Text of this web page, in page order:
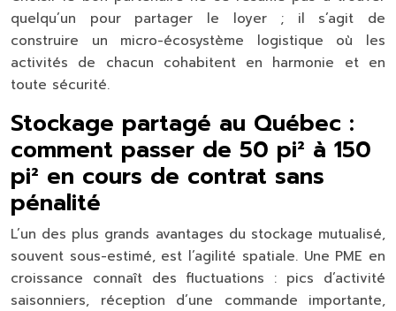
quelqu’un pour partager le loyer ; il s’agit de
construire un micro-écosystème logistique où les
activités de chacun cohabitent en harmonie et en
toute sécurité.
Stockage partagé au Québec :
comment passer de 50 pi² à 150
pi² en cours de contrat sans
pénalité
L’un des plus grands avantages du stockage mutualisé,
souvent sous-estimé, est l’agilité spatiale. Une PME en
croissance connaît des fluctuations : pics d’activité
saisonniers, réception d’une commande importante,